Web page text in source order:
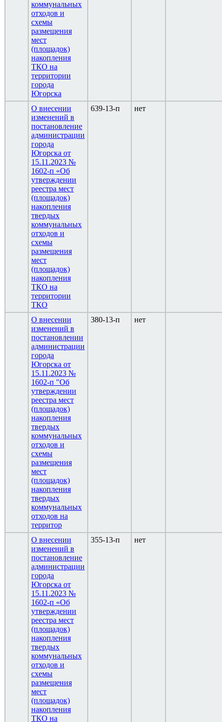
коммунальных
отходов и
схемы
размещения
мест
(площадок)
накопления
ТКО на
территории
города
Югорска
О внесении
изменений в
постановление
администрации
города
Югорска от
15.11.2023 №
1602-п «Об
утверждении
реестра мест
(площадок)
накопления
твердых
коммунальных
отходов и
схемы
размещения
мест
(площадок)
накопления
ТКО на
территории
ТКО
639-13-п нет
О внесении
изменений в
постановлении
администрации
города
Югорска от
15.11.2023 №
1602-п "Об
утверждении
реестра мест
(площадок)
накопления
твердых
коммунальных
отходов и
схемы
размещения
мест
(площадок)
накопления
твердых
коммунальных
отходов на
территор
380-13-п нет
О внесении
изменений в
постановление
администрации
города
Югорска от
15.11.2023 №
1602-п «Об
утверждении
реестра мест
(площадок)
накопления
твердых
коммунальных
отходов и
схемы
размещения
мест
(площадок)
накопления
ТКО на
355-13-п нет